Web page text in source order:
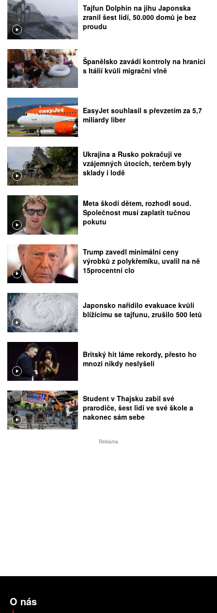
Tajfun Dolphin na jihu Japonska
zranil šest lidí, 50.000 domů je bez
proudu
Španělsko zavádí kontroly na hranici
s Itálií kvůli migrační vlně
EasyJet souhlasil s převzetím za 5,7
miliardy liber
Ukrajina a Rusko pokračují ve
vzájemných útocích, terčem byly
sklady i lodě
Meta škodí dětem, rozhodl soud.
Společnost musí zaplatit tučnou
pokutu
Trump zavedl minimální ceny
výrobků z polykřemíku, uvalil na ně
15procentní clo
Japonsko nařídilo evakuace kvůli
blížícímu se tajfunu, zrušilo 500 letů
Britský hit láme rekordy, přesto ho
mnozí nikdy neslyšeli
Student v Thajsku zabil své
prarodiče, šest lidí ve své škole a
nakonec sám sebe
Reklama
O nás